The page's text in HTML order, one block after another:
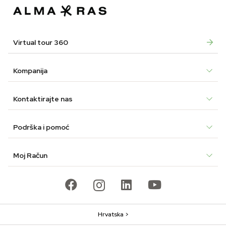
Virtual tour 360
Kompanija
Kontaktirajte nas
Podrška i pomoć
Moj Račun
Hrvatska >